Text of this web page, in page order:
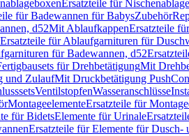
Ersatzteile für
für Badewannen für BabysZubehör
d52Mit AblaufkappenErsatzteile
Ersatzteile für Ablaufgarnituren für
für Badewannen, d52
für DrehbetätigungMit
und ZulaufMit Druckbetätigung
VentilstopfenWasseranschlüsse
MontageelementeErsatzteile für
für BidetsElemente für Urinale
Ersatzteile für Elemente für Dusch-